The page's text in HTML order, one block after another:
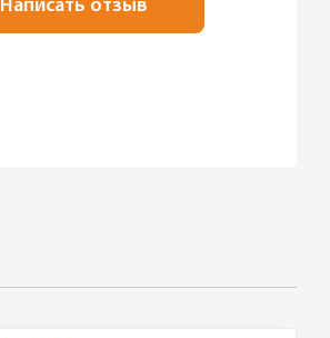
Написать отзыв